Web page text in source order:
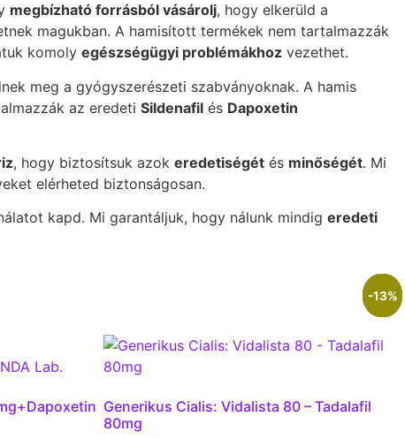
megbízható forrásból vásárolj, hogy elkerüld a
magukban. A hamisított termékek nem tartalmazzák
komoly egészségügyi problémákhoz vezethet.
meg a gyógyszerészeti szabványoknak. A hamis
az eredeti Sildenafil és Dapoxetin
, hogy biztosítsuk azok eredetiségét és minőségét. Mi
elérheted biztonságosan.
kapd. Mi garantáljuk, hogy nálunk mindig eredeti
-17%
-12%
-15%
Generikus Cialis: Vidalista 80 – Tadalafil
80mg
-13%